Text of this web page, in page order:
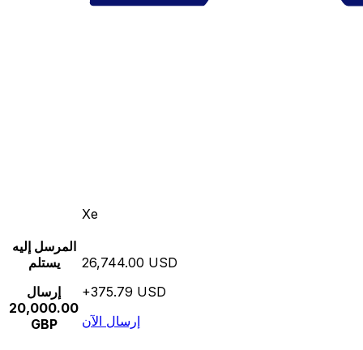
Xe
المرسل إليه
يستلم
إرسال
20,000.00
GBP
26,744.00 USD
+375.79 USD
إرسال الآن